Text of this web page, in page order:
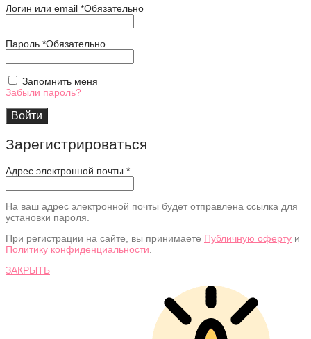
Логин или email *Обязательно
Пароль *Обязательно
Запомнить меня
Забыли пароль?
Войти
Зарегистрироваться
Адрес электронной почты *
На ваш адрес электронной почты будет отправлена ссылка для
установки пароля.
При регистрации на сайте, вы принимаете Публичную оферту и
Политику конфиденциальности
ЗАКРЫТЬ